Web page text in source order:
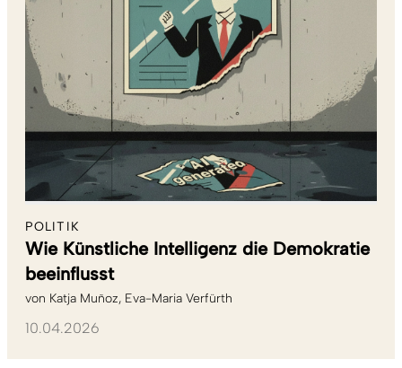
POLITIK
Wie Künstliche Intelligenz die Demokratie
beeinflusst
von Katja Muñoz Eva-Maria Verfürth
10.04.2026